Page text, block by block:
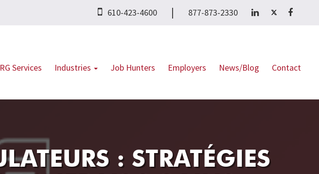
610-423-4600 | 877-873-2330
Services Industries Job Hunters Employers News/Blog Contact
: STRATÉGIES